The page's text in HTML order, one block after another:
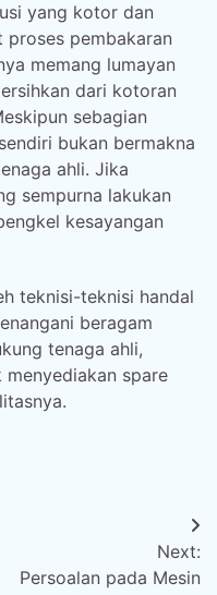
yang kotor dan
proses pembakaran
memang lumayan
dari kotoran
sebagian
bukan bermakna
ahli. Jika
sempurna lakukan
kesayangan
teknisi-teknisi handal
beragam
tenaga ahli,
spare
Next:
Persoalan pada Mesin